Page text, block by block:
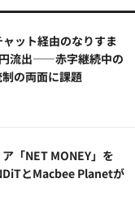
ット経由のなりすま
流出——赤字継続中の
の両面に課題
「NET MONEY」を
とMacbee Planetが